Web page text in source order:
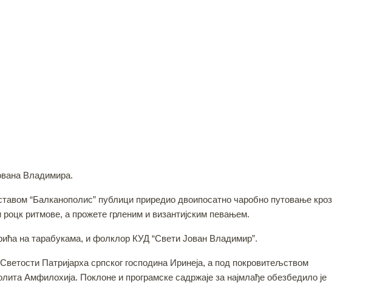
Владимира.
“Балканополис” публици приредио двоипосатно чаробно путовање кроз
ритмове, а прожете грленим и византијским певањем.
на тарабукама, и фолклор КУД “Свети Јован Владимир”.
Патријарха српског господина Иринеја, а под покровитељством
Амфилохија. Поклоне и програмске садржаје за најмлађе обезбедило је